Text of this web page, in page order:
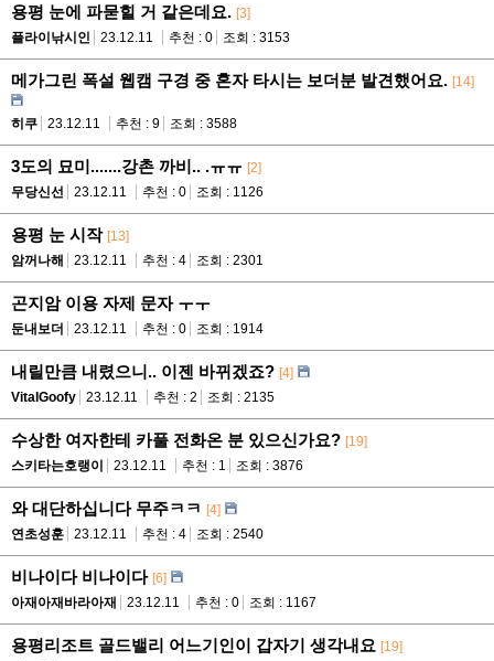
용평 눈에 파묻힐 거 같은데요. [3]
플라이낚시인
23.12.11 추천 : 0 조회 : 3153
메가그린 폭설 웹캠 구경 중 혼자 타시는 보더분 발견했어요. [14]
히쿠 23.12.11 추천 : 9 조회 : 3588
3도의 묘미.......강촌 까비.. .ㅠㅠ [2]
무당신선
23.12.11 추천 : 0 조회 : 1126
용평 눈 시작 [13]
암꺼나해
23.12.11 추천 : 4 조회 : 2301
곤지암 이용 자제 문자 ㅜㅜ
둔내보더 23.12.11 추천 : 0 조회 : 1914
내릴만큼 내렸으니.. 이젠 바뀌겠죠? [4]
VitalGoofy
23.12.11 추천 : 2 조회 : 2135
수상한 여자한테 카풀 전화온 분 있으신가요? [19]
스키타는호랭이
23.12.11 추천 : 1 조회 : 3876
와 대단하십니다 무주ㅋㅋ [4]
연초성훈
23.12.11 추천 : 4 조회 : 2540
비나이다 비나이다 [6]
아재아재바라아재
23.12.11 추천 : 0 조회 : 1167
용평리조트 골드밸리 어느기인이 갑자기 생각내요 [19]